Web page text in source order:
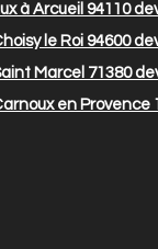
à Arcueil 94110
le Roi 94600
Marcel 71380
en Provence